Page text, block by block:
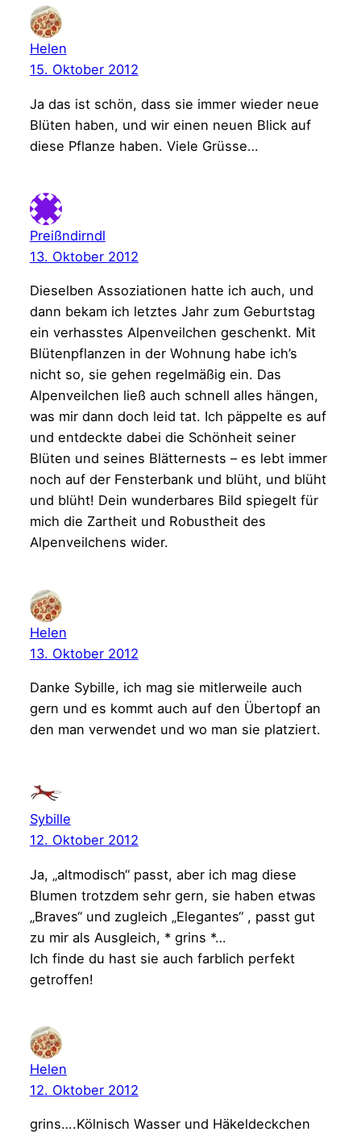
Helen
15. Oktober 2012
Ja das ist schön, dass sie immer wieder neue
Blüten haben, und wir einen neuen Blick auf
diese Pflanze haben. Viele Grüsse…
Preißndirndl
13. Oktober 2012
Dieselben Assoziationen hatte ich auch, und
dann bekam ich letztes Jahr zum Geburtstag
ein verhasstes Alpenveilchen geschenkt. Mit
Blütenpflanzen in der Wohnung habe ich’s
nicht so, sie gehen regelmäßig ein. Das
Alpenveilchen ließ auch schnell alles hängen,
was mir dann doch leid tat. Ich päppelte es auf
und entdeckte dabei die Schönheit seiner
Blüten und seines Blätternests – es lebt immer
noch auf der Fensterbank und blüht, und blüht
und blüht! Dein wunderbares Bild spiegelt für
mich die Zartheit und Robustheit des
Alpenveilchens wider.
Helen
13. Oktober 2012
Danke Sybille, ich mag sie mitlerweile auch
gern und es kommt auch auf den Übertopf an
den man verwendet und wo man sie platziert.
Sybille
12. Oktober 2012
Ja, „altmodisch“ passt, aber ich mag diese
Blumen trotzdem sehr gern, sie haben etwas
„Braves“ und zugleich „Elegantes“ , passt gut
zu mir als Ausgleich, * grins *…
Ich finde du hast sie auch farblich perfekt
getroffen!
Helen
12. Oktober 2012
grins….Kölnisch Wasser und Häkeldeckchen